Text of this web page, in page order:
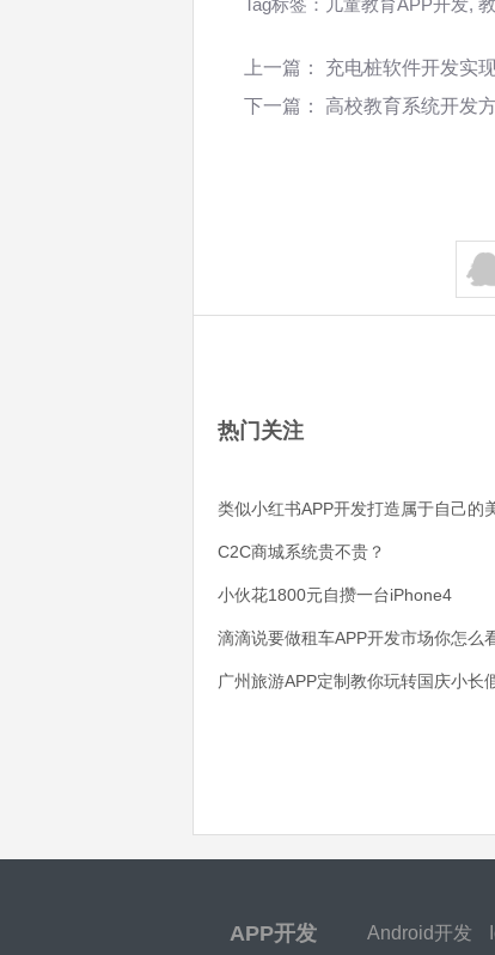
Tag标签： 儿童教育APP开发,
上一篇： 充电桩软件开发实
下一篇： 高校教育系统开发
热门关注
类似小红书APP开发打造属于自己的
C2C商城系统贵不贵？
小伙花1800元自攒一台iPhone4
滴滴说要做租车APP开发市场你怎么
广州旅游APP定制教你玩转国庆小长
APP开发 Android开发